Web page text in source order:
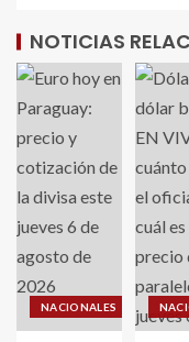
NOTICIAS
NACIONALES